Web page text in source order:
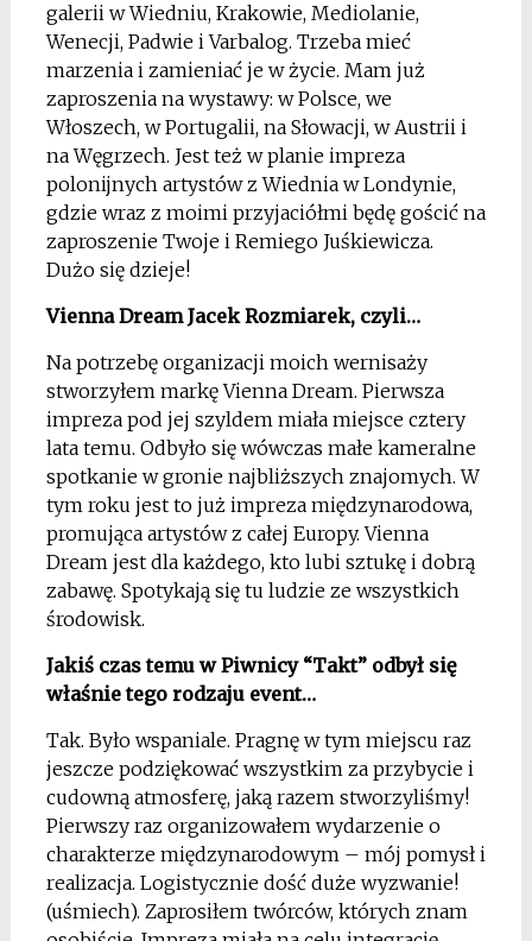
galerii w Wiedniu, Krakowie, Mediolanie,
Wenecji, Padwie i Varbalog. Trzeba mieć
marzenia i zamieniać je w życie. Mam już
zaproszenia na wystawy: w Polsce, we
Włoszech, w Portugalii, na Słowacji, w Austrii i
na Węgrzech. Jest też w planie impreza
polonijnych artystów z Wiednia w Londynie,
gdzie wraz z moimi przyjaciółmi będę gościć na
zaproszenie Twoje i Remiego Juśkiewicza.
Dużo się dzieje!
Vienna Dream Jacek Rozmiarek, czyli…
Na potrzebę organizacji moich wernisaży
stworzyłem markę Vienna Dream. Pierwsza
impreza pod jej szyldem miała miejsce cztery
lata temu. Odbyło się wówczas małe kameralne
spotkanie w gronie najbliższych znajomych. W
tym roku jest to już impreza międzynarodowa,
promująca artystów z całej Europy. Vienna
Dream jest dla każdego, kto lubi sztukę i dobrą
zabawę. Spotykają się tu ludzie ze wszystkich
środowisk.
Jakiś czas temu w Piwnicy “Takt” odbył się
właśnie tego rodzaju event…
Tak. Było wspaniale. Pragnę w tym miejscu raz
jeszcze podziękować wszystkim za przybycie i
cudowną atmosferę, jaką razem stworzyliśmy!
Pierwszy raz organizowałem wydarzenie o
charakterze międzynarodowym – mój pomysł i
realizacja. Logistycznie dość duże wyzwanie!
(uśmiech). Zaprosiłem twórców, których znam